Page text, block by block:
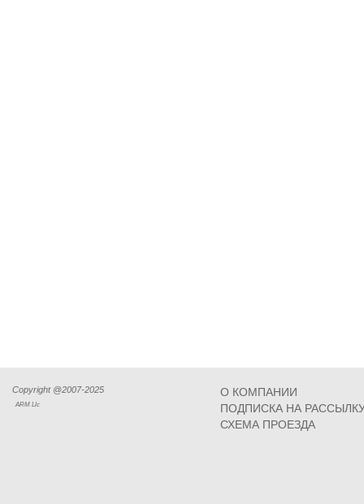
Copyright @2007-2025
ARM Llc
О КОМПАНИИ
ПОДПИСКА НА
СХЕМА ПРОЕЗДА